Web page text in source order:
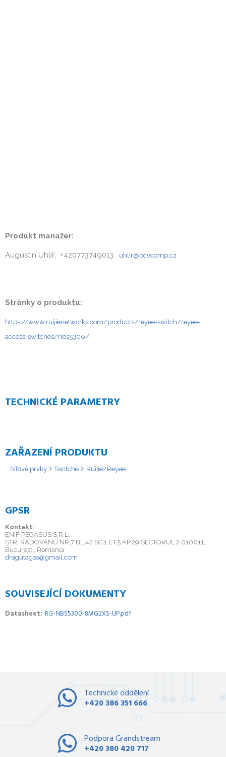
Produkt manažer:
Augustin Uhlíř, +420773749013, uhlir@pcvcomp.cz
Stránky o produktu:
https://www.ruijienetworks.com/products/reyee-switch/reyee-
access-switches/nbs5300/
TECHNICKÉ PARAMETRY
ZAŘAZENÍ PRODUKTU
Síťové prvky Switche Ruijie/Reyee
GPSR
Kontakt:
ENIF PEGASUS S.R.L.
STR. RADOVANU NR.7 BL.42 SC.1 ET.5 AP.29 SECTORUL 2 010011,
Bucuresti, Romania
dragutagss@gmail.com
SOUVISEJÍCÍ DOKUMENTY
Datasheet RG-NBS5300-8MG2XS-UP.pdf
Technické oddělení
+420 386 351 666
Podpora Grandstream
+420 380 420 717